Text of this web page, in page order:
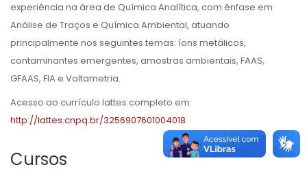
experiência na área de Química Analítica, com ênfase em
Análise de Traços e Química Ambiental, atuando
principalmente nos seguintes temas: íons metálicos,
contaminantes emergentes, amostras ambientais, FAAS,
GFAAS, FIA e Voltametria.
Acesso ao currículo lattes completo em:
http://lattes.cnpq.br/3256907601004018
Cursos